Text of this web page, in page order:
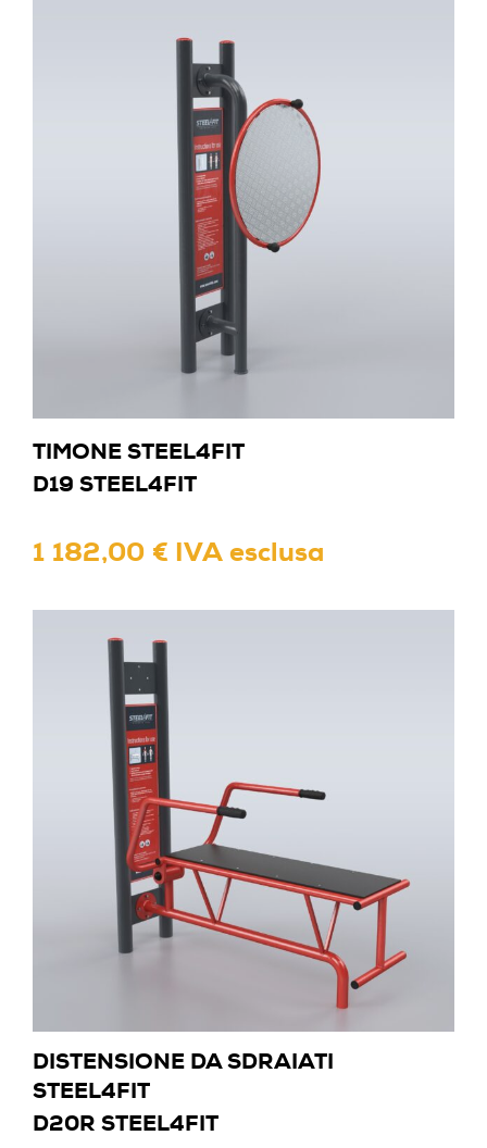
TIMONE STEEL4FIT
D19 STEEL4FIT
1 182,00 € IVA esclusa
DISTENSIONE DA SDRAIATI
STEEL4FIT
D20R STEEL4FIT